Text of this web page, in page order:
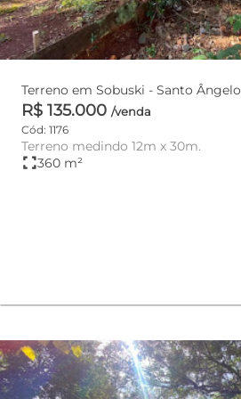
Terreno em Sobuski - Santo Ângelo
R$ 135.000 /venda
Cód: 1176
Terreno medindo 12m x 30m.
fullscreen360 m²